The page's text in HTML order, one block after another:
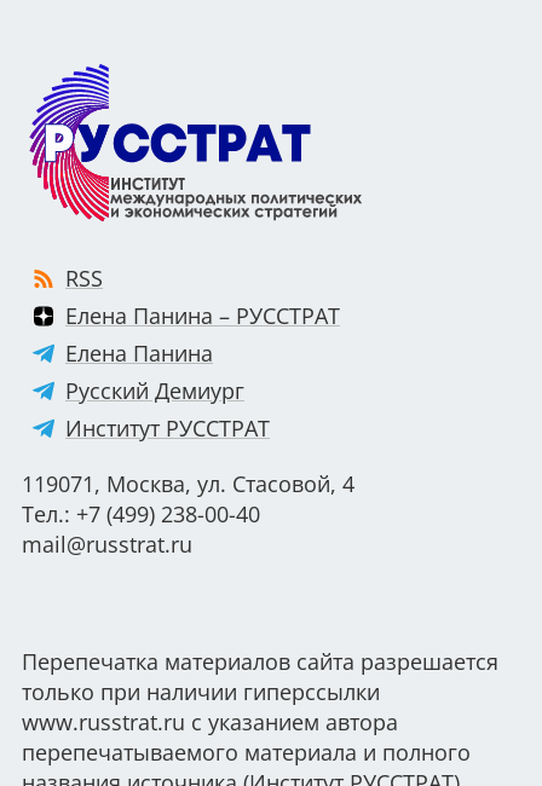
RSS
Елена Панина – РУССТРАТ
Елена Панина
Русский Демиург
Институт РУССТРАТ
119071, Москва, ул. Стасовой, 4
Тел.: +7 (499) 238-00-40
mail@russtrat.ru
Перепечатка материалов сайта разрешается
только при наличии гиперссылки
www.russtrat.ru с указанием автора
перепечатываемого материала и полного